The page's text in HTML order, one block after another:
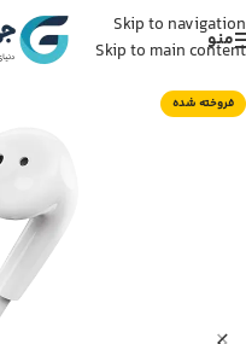
Skip to navigation
Skip to main content
منو
فروخته شده